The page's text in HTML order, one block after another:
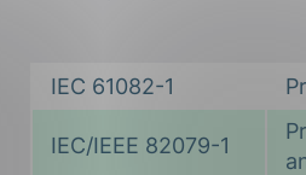
IEC 61082-1
IEC/IEEE 82079-1